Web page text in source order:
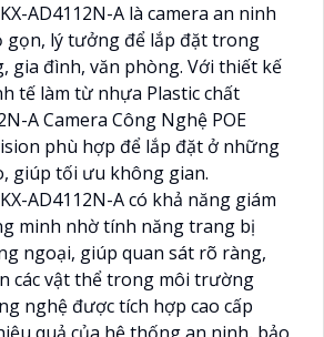
AD4112N-A là camera an ninh
gọn, lý tưởng để lắp đặt trong
gia đình, văn phòng. Với thiết kế
tế làm từ nhựa Plastic chất
A Camera Công Nghệ POE
phù hợp để lắp đặt ở những
giúp tối ưu không gian.
AD4112N-A có khả năng giám
minh nhờ tính năng trang bị
ngoại, giúp quan sát rõ ràng,
các vật thể trong môi trường
nghệ được tích hợp cao cấp